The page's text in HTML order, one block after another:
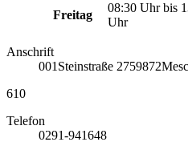
Freitag
08:30 Uhr bis
Uhr
Anschrift
001 Steinstraße 2759872
610
Telefon
0291-941648